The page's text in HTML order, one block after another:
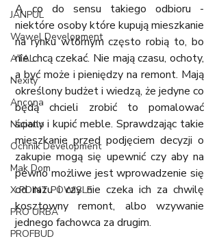
JANPUL
Wawel Development
ATAL
Nexity
Ancona
Napollo
Ochnik Development
Mak Dom
X POINT POWISLE
PRO URBA
PROFBUD
A co do sensu takiego odbioru -
niektóre osoby które kupują mieszkanie
na rynku wtórnym często robią to, bo
nie chcą czekać. Nie mają czasu, ochoty,
a być może i pieniędzy na remont. Mają
określony budżet i wiedzą, że jedyne co
będą chcieli zrobić to pomalować
ściany i kupić meble. Sprawdzając takie
mieszkanie przed podjęciem decyzji o
zakupie mogą się upewnić czy aby na
pewno możliwe jest wprowadzenie się
od razu i czy nie czeka ich za chwilę
kosztowny remont, albo wzywanie
jednego fachowca za drugim.